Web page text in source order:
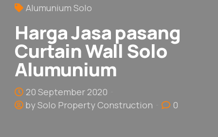
Alumunium Solo
Harga Jasa pasang
Curtain Wall Solo
Alumunium
20 September 2020
by Solo Property Construction
0